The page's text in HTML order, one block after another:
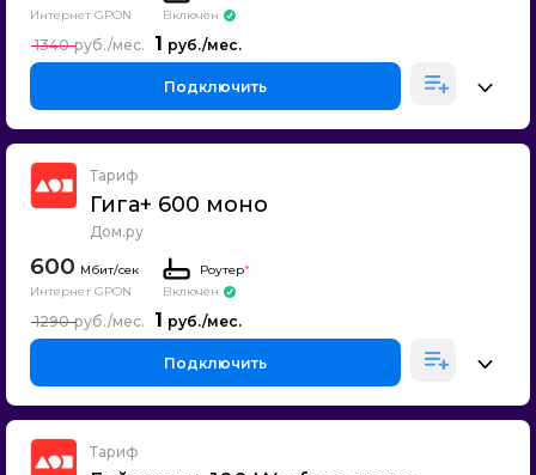
Интернет GPON
Включен
1
1340
Подключить
Тариф
Гига+ 600 моно
Дом.ру
600
Интернет GPON
Роутер*
Включен
1
1290
Подключить
Тариф